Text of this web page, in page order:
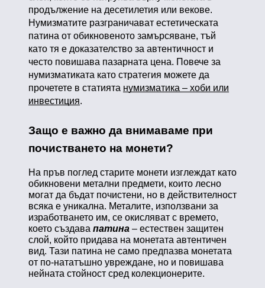
продължение на десетилетия или векове.
Нумизматите разграничават естетическата
патина от обикновеното замърсяване, тъй
като тя е доказателство за автентичност и
често повишава пазарната цена. Повече за
нумизматиката като стратегия можете да
прочетете в статията нумизматика – хоби или
инвестиция.
Защо е важно да внимаваме при
почистването на монети?
На пръв поглед старите монети изглеждат като
обикновени метални предмети, които лесно
могат да бъдат почистени, но в действителност
всяка е уникална. Металите, използвани за
изработването им, се окисляват с времето,
което създава патина – естествен защитен
слой, който придава на монетата автентичен
вид. Тази патина не само предпазва монетата
от по-нататъшно увреждане, но и повишава
нейната стойност сред колекционерите.